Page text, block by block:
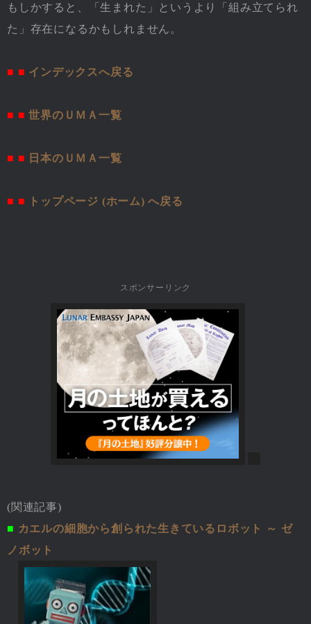
もしかすると、「生まれた」というより「組み立てられ
た」存在になるかもしれません。
■ ■ インデックスへ戻る
■ ■ 世界のＵＭＡ一覧
■ ■ 日本のＵＭＡ一覧
■ ■ トップページ (ホーム) へ戻る
スポンサーリンク
(関連記事)
■ カエルの細胞から創られた生きているロボット ～ ゼ
ノボット